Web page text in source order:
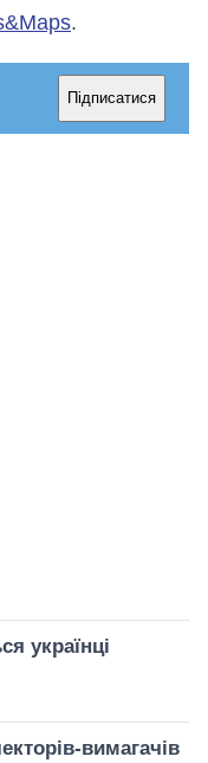
.
Підписатися
українці
вимагачів